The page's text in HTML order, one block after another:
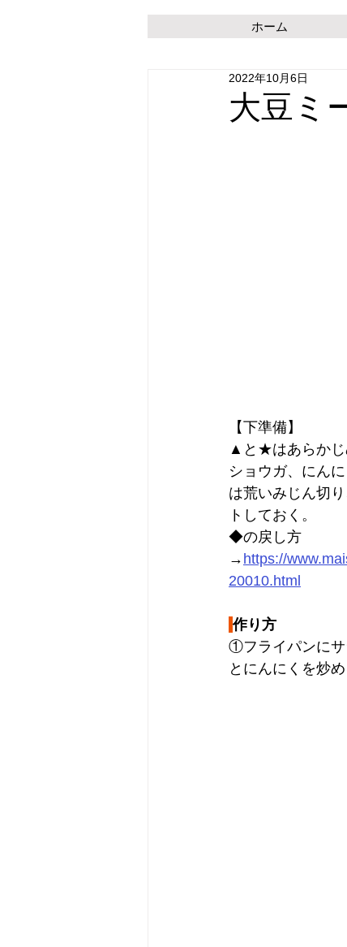
ホーム
大豆ミ
2022年10月6日
【下準備】
▲と★はあらかじ
ショウガ、にん
は荒いみじん切
トしておく。
◆の戻し方
→ https://
20010.html
作り方
①フライパンにサ
とにんにくを炒め